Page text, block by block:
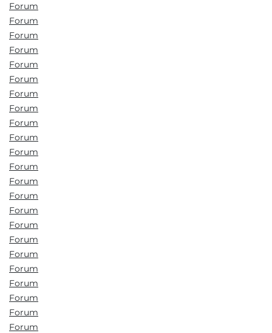
Forum
Forum
Forum
Forum
Forum
Forum
Forum
Forum
Forum
Forum
Forum
Forum
Forum
Forum
Forum
Forum
Forum
Forum
Forum
Forum
Forum
Forum
Forum